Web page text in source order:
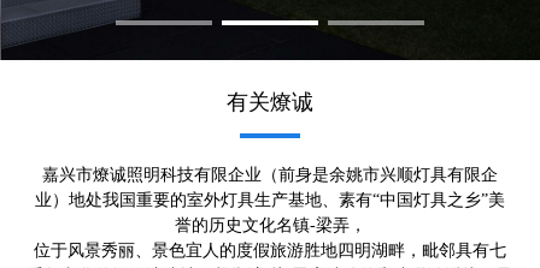
有关燎诚
嘉兴市燎诚照明科技有限企业（前身是余姚市兴顺灯具有限企
业）地处我国重要的室外灯具生产基地、素有“中国灯具之乡”美
誉的历史文化名镇-梁弄，
位于风景秀丽、景色宜人的度假旅游胜地四明湖畔，毗邻具有七